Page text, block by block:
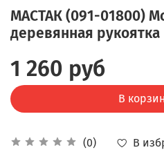
МАСТАК (091-01800)
деревянная рукоятка
(0)
В
1 260 руб
В